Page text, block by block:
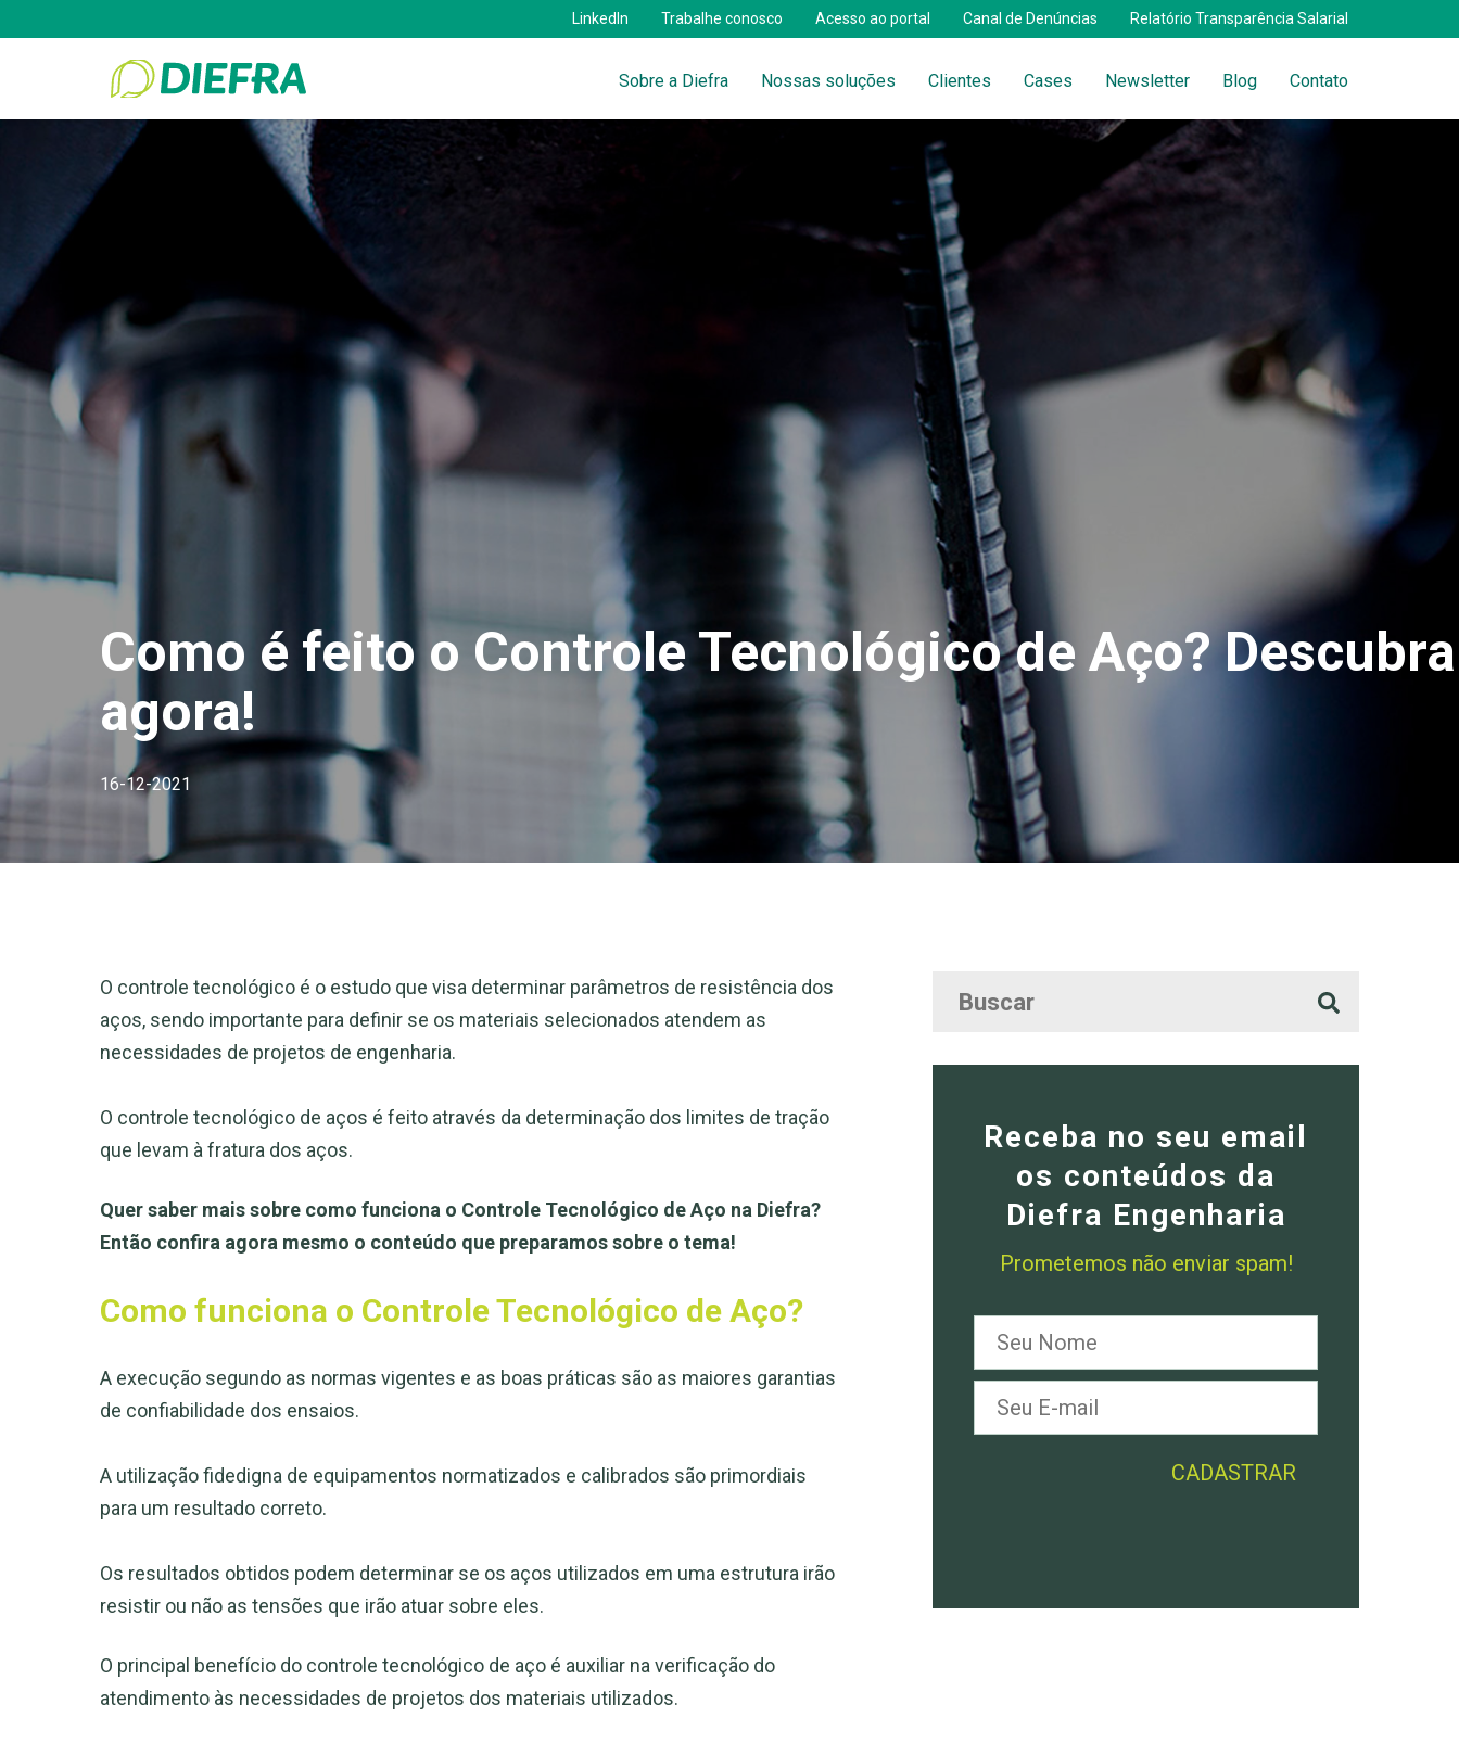
LinkedIn Trabalhe conosco Acesso ao portal Canal de Denúncias Relatório Transparência Salarial
Sobre a Diefra Nossas soluções Clientes Cases Newsletter Blog Contato
Como é feito o Controle Tecnológico de Aço? Descubra
agora!
16-12-2021
O controle tecnológico é o estudo que visa determinar parâmetros de resistência dos
aços, sendo importante para definir se os materiais selecionados atendem as
necessidades de projetos de engenharia.
O controle tecnológico de aços é feito através da determinação dos limites de tração
que levam à fratura dos aços.
Quer saber mais sobre como funciona o Controle Tecnológico de Aço na Diefra?
Então confira agora mesmo o conteúdo que preparamos sobre o tema!
Como funciona o Controle Tecnológico de Aço?
A execução segundo as normas vigentes e as boas práticas são as maiores garantias
de confiabilidade dos ensaios.
A utilização fidedigna de equipamentos normatizados e calibrados são primordiais
para um resultado correto.
Os resultados obtidos podem determinar se os aços utilizados em uma estrutura irão
resistir ou não as tensões que irão atuar sobre eles.
O principal benefício do controle tecnológico de aço é auxiliar na verificação do
atendimento às necessidades de projetos dos materiais utilizados.
Receba no seu email
os conteúdos da
Diefra Engenharia
Prometemos não enviar spam!